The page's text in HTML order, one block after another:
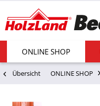
ONLINE SHOP
Übersicht ONLINE SHOP